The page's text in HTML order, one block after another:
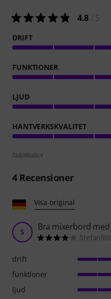
4.8
DRIFT
FUNKTIONER
LJUD
HANTVERKSKVALITET
Poängpolicy
4Recensioner
Visa original
S Bra mixerbord
drift
funktioner
ljud